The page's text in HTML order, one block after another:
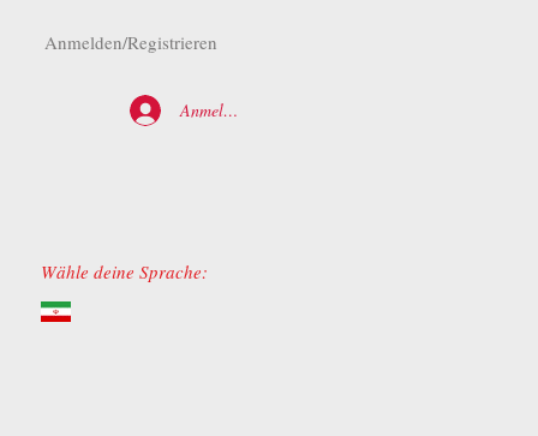
Anmelden/Registrieren
Anmelden
Wähle deine Sprache: